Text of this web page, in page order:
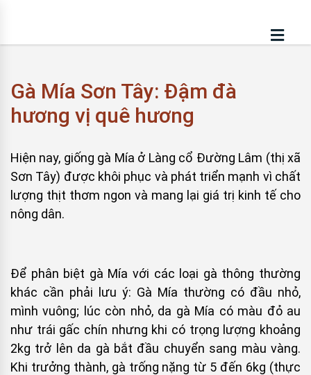
Gà Mía Sơn Tây: Đậm đà
hương vị quê hương
Hiện nay, giống gà Mía ở Làng cổ Đường Lâm (thị xã
Sơn Tây) được khôi phục và phát triển mạnh vì chất
lượng thịt thơm ngon và mang lại giá trị kinh tế cho
nông dân.
Để phân biệt gà Mía với các loại gà thông thường
khác cần phải lưu ý: Gà Mía thường có đầu nhỏ,
mình vuông; lúc còn nhỏ, da gà Mía có màu đỏ au
như trái gấc chín nhưng khi có trọng lượng khoảng
2kg trở lên da gà bắt đầu chuyển sang màu vàng.
Khi trưởng thành, gà trống nặng từ 5 đến 6kg (thực